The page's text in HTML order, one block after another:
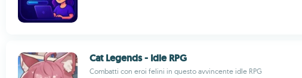
Cat Legends - Idle RPG
Combatti con eroi felini in questo avvincente idle RPG